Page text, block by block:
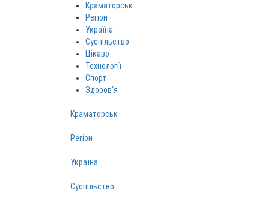
Краматорськ
Регіон
Україна
Суспільство
Цікаво
Технології
Спорт
Здоров‘я
Краматорськ
Регіон
Україна
Суспільство